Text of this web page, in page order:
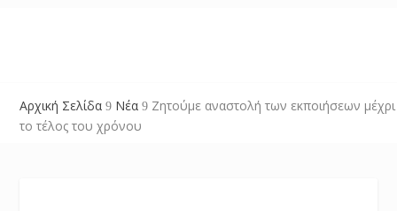
Αρχική Σελίδα 9 Νέα 9 Ζητούμε αναστολή των εκποιήσεων μέχρι
το τέλος του χρόνου